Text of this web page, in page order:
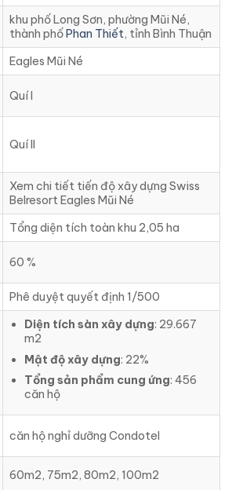
khu phố Long Sơn, phường Mũi Né,
thành phốPhan Thiết, tỉnh Bình Thuận
Eagles Mũi Né
Quí I
Quí II
Xem chi tiết tiến độ xây dựng Swiss
Belresort Eagles Mũi Né
Tổng diện tích toàn khu 2,05 ha
60 %
Phê duyệt quyết định 1/500
Diện tích sàn xây dựng: 29.667
m2
Mật độ xây dựng: 22%
Tổng sản phẩm cung ứng: 456
căn hộ
căn hộ nghỉ dưỡng Condotel
60m2, 75m2, 80m2, 100m2